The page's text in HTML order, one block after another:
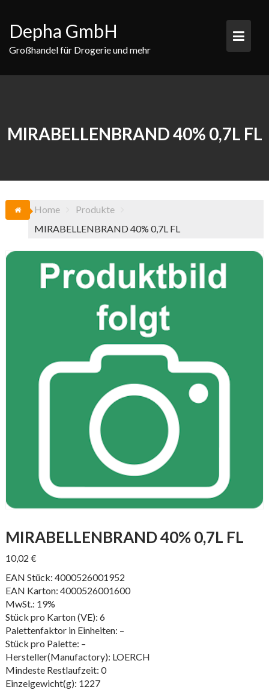
content
Depha GmbH
Großhandel für Drogerie und mehr
MIRABELLENBRAND 40% 0,7L FL
Home
Produkte
MIRABELLENBRAND 40% 0,7L FL
MIRABELLENBRAND 40% 0,7L FL
10,02 €
EAN Stück: 4000526001952
EAN Karton: 4000526001600
MwSt.: 19%
Stück pro Karton (VE): 6
Palettenfaktor in Einheiten: –
Stück pro Palette: –
Hersteller(Manufactory): LOERCH
Mindeste Restlaufzeit: 0
Einzelgewicht(g): 1227